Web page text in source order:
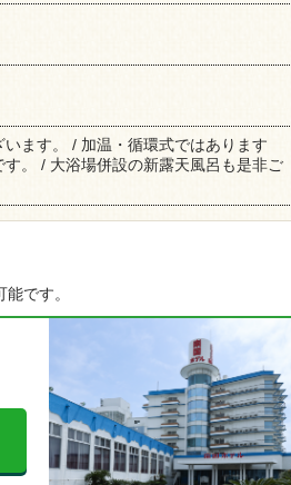
ます。 / 加温・循環式ではあります
。 / 大浴場併設の新露天風呂も是非ご
です。